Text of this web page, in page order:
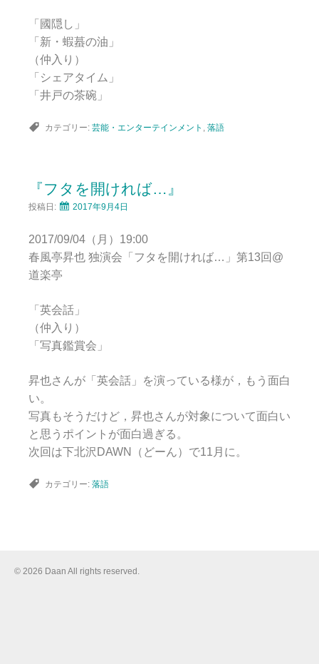
「國隠し」
「新・蝦蟇の油」
（仲入り）
「シェアタイム」
「井戸の茶碗」
カテゴリー: 芸能・エンターテインメント 落語
『フタを開ければ…』
投稿日: 2017年9月4日
2017/09/04（月）19:00
春風亭昇也 独演会「フタを開ければ…」第13回@
道楽亭
「英会話」
（仲入り）
「写真鑑賞会」
昇也さんが「英会話」を演っている様が，もう面白
い。
写真もそうだけど，昇也さんが対象について面白い
と思うポイントが面白過ぎる。
次回は下北沢DAWN（どーん）で11月に。
カテゴリー: 落語
© 2026 Daan All rights reserved.